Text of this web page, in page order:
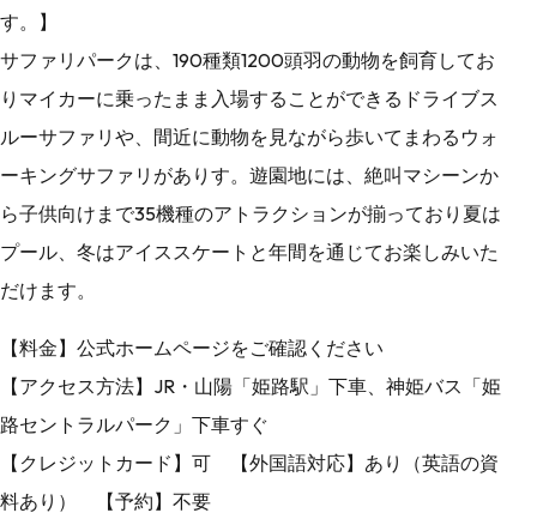
す。】
サファリパークは、190種類1200頭羽の動物を飼育してお
りマイカーに乗ったまま入場することができるドライブス
ルーサファリや、間近に動物を見ながら歩いてまわるウォ
ーキングサファリがありす。遊園地には、絶叫マシーンか
ら子供向けまで35機種のアトラクションが揃っており夏は
プール、冬はアイススケートと年間を通じてお楽しみいた
だけます。
【料金】公式ホームページをご確認ください
【アクセス方法】JR・山陽「姫路駅」下車、神姫バス「姫
路セントラルパーク」下車すぐ
【クレジットカード】可 【外国語対応】あり（英語の資
料あり） 【予約】不要